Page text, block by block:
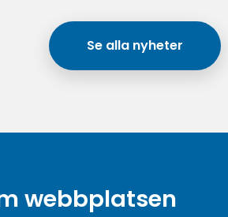
Se alla nyheter
webbplatsen